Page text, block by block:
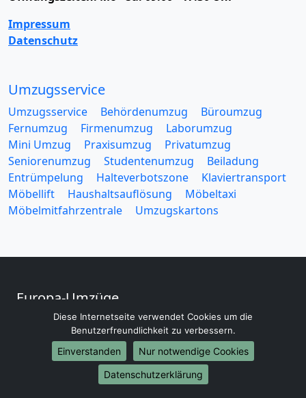
Impressum
Datenschutz
Umzugsservice
Umzugsservice Behördenumzug
Büroumzug
Fernumzug
Firmenumzug
Laborumzug
Mini Umzug
Praxisumzug
Privatumzug
Seniorenumzug
Studentenumzug
Beiladung
Entrümpelung
Halteverbotszone
Klaviertransport
Möbellift
Haushaltsauflösung
Möbeltaxi
Möbelmitfahrzentrale
Umzugskartons
Europa-Umzüge
Umzug von Ludwigshafen am Rhein nach Belarus
Umzug von Ludwigshafen am Rhein nach Belgien
Umzug von Ludwigshafen am Rhein nach Bulgarien
Umzug von Ludwigshafen am Rhein nach Dänemark
Umzug von Ludwigshafen am Rhein nach England
Diese Internetseite verwendet Cookies um die
Benutzerfreundlichkeit zu verbessern.
Einverstanden
Nur notwendige Cookies
Datenschutzerklärung